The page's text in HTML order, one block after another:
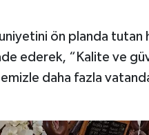
ön planda tutan
ederek, “Kalite ve
daha fazla